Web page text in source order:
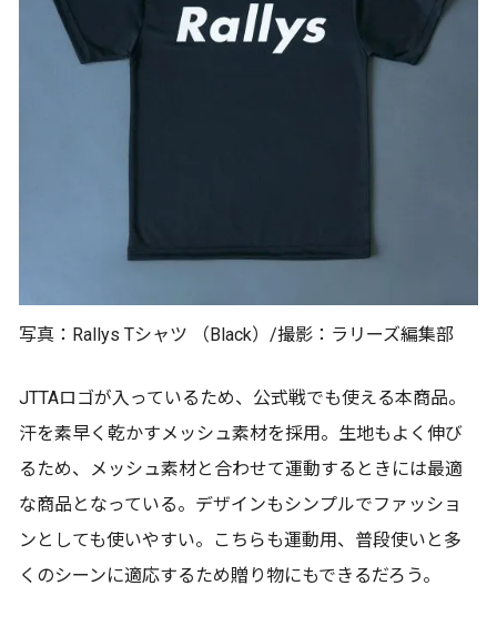
写真：Rallys Tシャツ （Black）/撮影：ラリーズ編集部
JTTAロゴが入っているため、公式戦でも使える本商品。
汗を素早く乾かすメッシュ素材を採用。生地もよく伸び
るため、メッシュ素材と合わせて運動するときには最適
な商品となっている。デザインもシンプルでファッショ
ンとしても使いやすい。こちらも運動用、普段使いと多
くのシーンに適応するため贈り物にもできるだろう。